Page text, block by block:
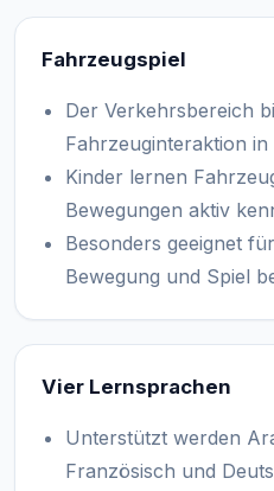
Fahrzeugspiel
Der Verkehrsbereich
Fahrzeuginteraktion in
Kinder lernen
Bewegungen aktiv
Besonders geeignet
Bewegung und Spiel
Vier Lernsprachen
Unterstützt werden
Französisch und